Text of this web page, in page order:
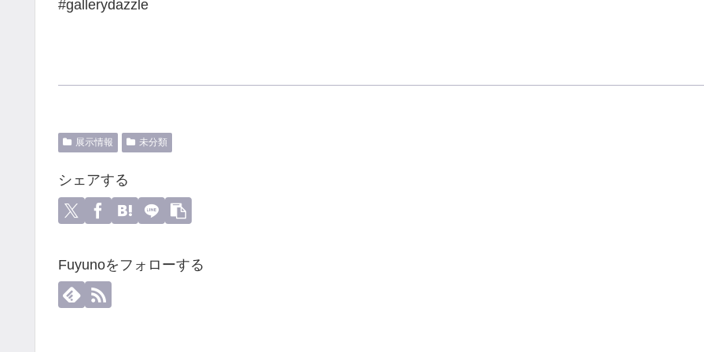
#gallerydazzle
展示情報 未分類
シェアする
Fuyunoをフォローする